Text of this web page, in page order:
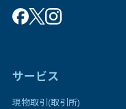
サービス
現物取引(取引所)